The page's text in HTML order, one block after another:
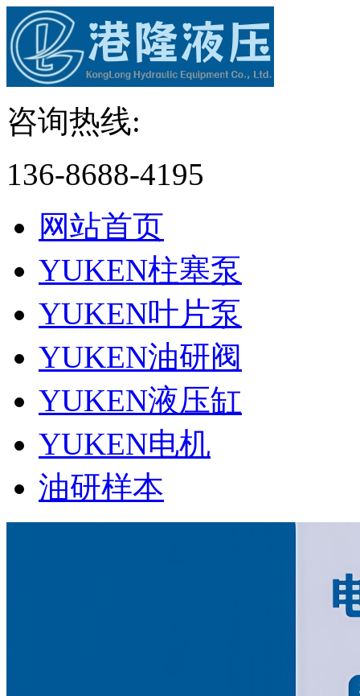
咨询热线:
136-8688-4195
网站首页
YUKEN柱塞泵
YUKEN叶片泵
YUKEN油研阀
YUKEN液压缸
YUKEN电机
油研样本